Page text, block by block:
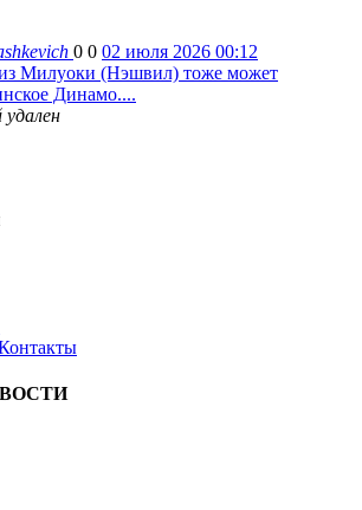
0 0 02 июля 2026 00:12
Милуоки (Нэшвил) тоже может
Динамо....